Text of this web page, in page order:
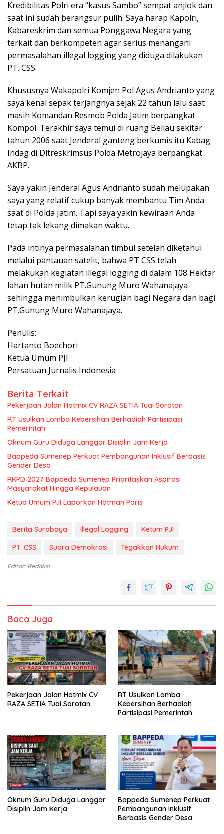
Kredibilitas Polri era “kasus Sambo” sempat anjlok dan
saat ini sudah berangsur pulih. Saya harap Kapolri,
Kabareskrim dan semua Ponggawa Negara yang
terkait dan berkompeten agar serius menangani
permasalahan illegal logging yang diduga dilakukan
PT. CSS.
Khususnya Wakapolri Komjen Pol Agus Andrianto yang
saya kenal sepak terjangnya sejak 22 tahun lalu saat
masih Komandan Resmob Polda Jatim berpangkat
Kompol. Terakhir saya temui di ruang Beliau sekitar
tahun 2006 saat Jenderal ganteng berkumis itu Kabag
Indag di Ditreskrimsus Polda Metrojaya berpangkat
AKBP.
Saya yakin Jenderal Agus Andrianto sudah melupakan
saya yang relatif cukup banyak membantu Tim Anda
saat di Polda Jatim. Tapi saya yakin kewiraan Anda
tetap tak lekang dimakan waktu.
Pada intinya permasalahan timbul setelah diketahui
melalui pantauan satelit, bahwa PT CSS telah
melakukan kegiatan illegal logging di dalam 108 Hektar
lahan hutan milik PT.Gunung Muro Wahanajaya
sehingga menimbulkan kerugian bagi Negara dan bagi
PT.Gunung Muro Wahanajaya.
Penulis:
Hartanto Boechori
Ketua Umum PJI
Persatuan Jurnalis Indonesia
Berita Terkait
Pekerjaan Jalan Hotmix CV RAZA SETIA Tuai Sorotan
RT Usulkan Lomba Kebersihan Berhadiah Partisipasi
Pemerintah
Oknum Guru Diduga Langgar Disiplin Jam Kerja
Bappeda Sumenep Perkuat Pembangunan Inklusif Berbasis
Gender Desa
RKPD 2027 Bappeda Sumenep Prioritaskan Aspirasi
Masyarakat Hingga Kepulauan
Ketua Umum PJI Laporkan Hotman Paris
Berita Surabaya Illegal Logging
Ketum PJI
PT. CSS
Suara Demokrasi Tegakkan Hukum
Editor: Redaksi
Baca Juga
Pekerjaan Jalan Hotmix CV
RAZA SETIA Tuai Sorotan
RT Usulkan Lomba
Kebersihan Berhadiah
Partisipasi Pemerintah
Oknum Guru Diduga Langgar
Disiplin Jam Kerja
Bappeda Sumenep Perkuat
Pembangunan Inklusif
Berbasis Gender Desa